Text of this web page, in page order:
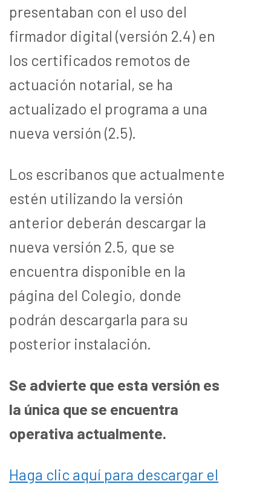
presentaban con el uso del
firmador digital (versión 2.4) en
los certificados remotos de
actuación notarial, se ha
actualizado el programa a una
nueva versión (2.5).
Los escribanos que actualmente
estén utilizando la versión
anterior deberán descargar la
nueva versión 2.5, que se
encuentra disponible en la
página del Colegio, donde
podrán descargarla para su
posterior instalación.
Se advierte que esta versión es
la única que se encuentra
operativa actualmente.
Haga clic aquí para descargar el